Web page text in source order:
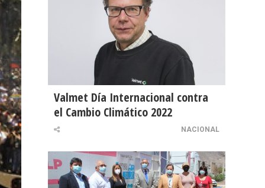
Valmet Día Internacional contra
el Cambio Climático 2022
NACIONAL